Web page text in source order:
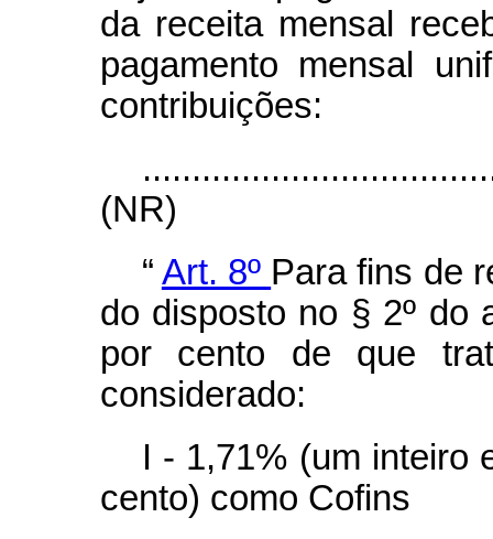
da receita mensal
pagamento mensal
contribuições:
(NR)
“ Art. 8º Para fins de
do disposto no § 2º do
por cento de que
considerado:
I - 1,71% (um inteiro
cento) como Cofins